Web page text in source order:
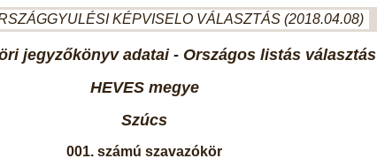
KÉPVISELO VÁLASZTÁS (2018.04.08)
jegyzőkönyv adatai - Országos listás választás
HEVES megye
Szúcs
001. számú szavazókör